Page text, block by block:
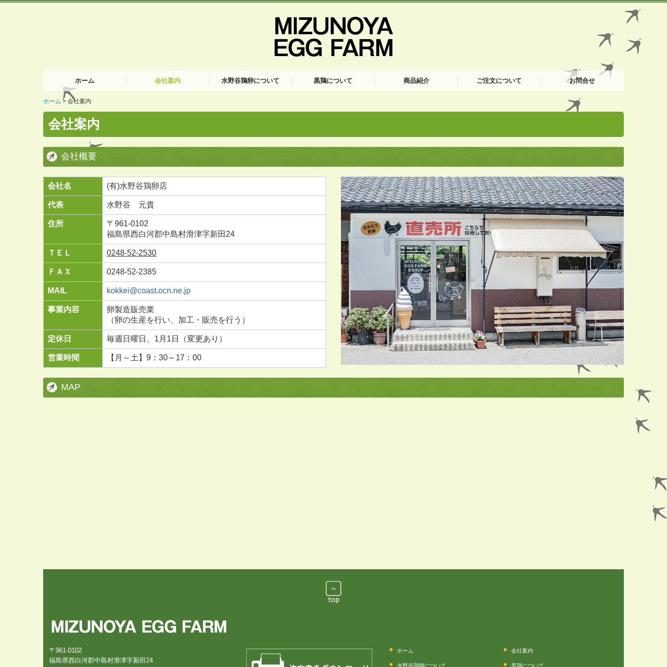
ホーム 会社案内 水野谷鶏卵について 黒鶏について 商品紹介 ご注文について お問合せ
プライバシーポリシー
ホーム 会社案内
会社案内
会社概要
会社名 (有)水野谷鶏卵店
代表 水野谷 元貴
住所
〒961-0102
福島県西白河郡中島村滑津字新田24
ＴＥＬ 0248-52-2530
ＦＡＸ 0248-52-2385
MAIL kokkei@coast.ocn.ne.jp
事業内容
卵製造販売業
（卵の生産を行い、加工・販売を行う）
定休日 毎週日曜日、1月1日（変更あり）
営業時間 【月～土】9：30～17：00
MAP
〒961-0102
福島県西白河郡中島村滑津字新田24
ホーム 会社案内
水野谷鶏卵について 黒鶏について